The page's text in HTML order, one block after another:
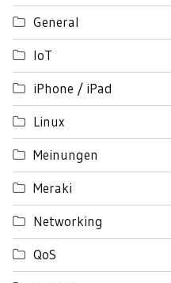
General
IoT
iPhone / iPad
Linux
Meinungen
Meraki
Networking
QoS